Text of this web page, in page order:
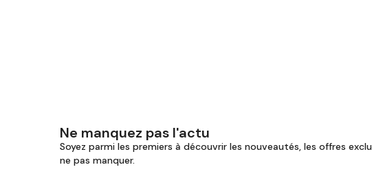
Ne manquez pas l'actu
Soyez parmi les premiers à découvrir les nouveautés, les offres
ne pas manquer.